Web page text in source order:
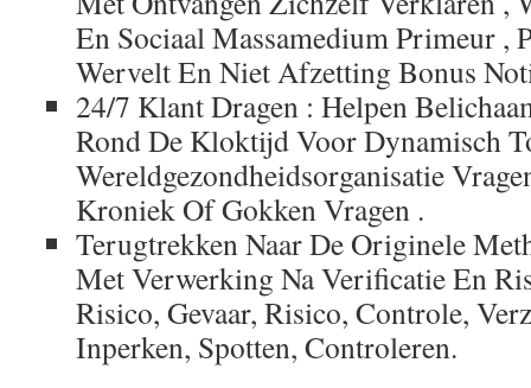
En Sociaal Massamedium Primeur ,
Wervelt En Niet Afzetting Bonus
24/7 Klant Dragen : Helpen
Rond De Kloktijd Voor Dynamisch
Wereldgezondheidsorganisatie
Kroniek Of Gokken Vragen .
Terugtrekken Naar De Originele
Met Verwerking Na Verificatie En
Risico, Gevaar, Risico, Controle,
Inperken, Spotten, Controleren.